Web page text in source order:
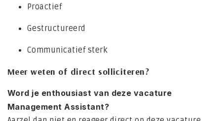
Proactief
Gestructureerd
Communicatief sterk
Meer weten of direct solliciteren?
Word je enthousiast van deze vacature
Management Assistant?